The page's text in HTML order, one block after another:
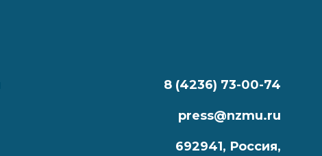
8 (4236) 73-00-74
press@nzmu.ru
692941, Россия,